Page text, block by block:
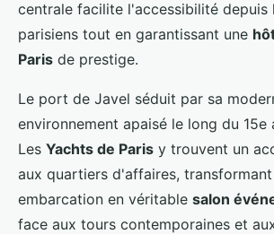
centrale facilite l'accessibilité depuis
parisiens tout en garantissant une
Paris de prestige.
Le port de Javel séduit par sa
environnement apaisé le long du 15e
Les Yachts de Paris y trouvent un
aux quartiers d'affaires,
embarcation en véritable salon
face aux tours contemporaines et